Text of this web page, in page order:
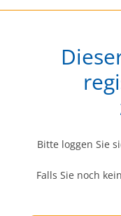
Bitte loggen Sie
Falls Sie noch